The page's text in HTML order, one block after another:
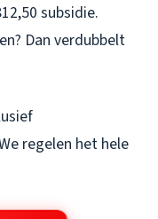
subsidie.
Dan verdubbelt
regelen het hele